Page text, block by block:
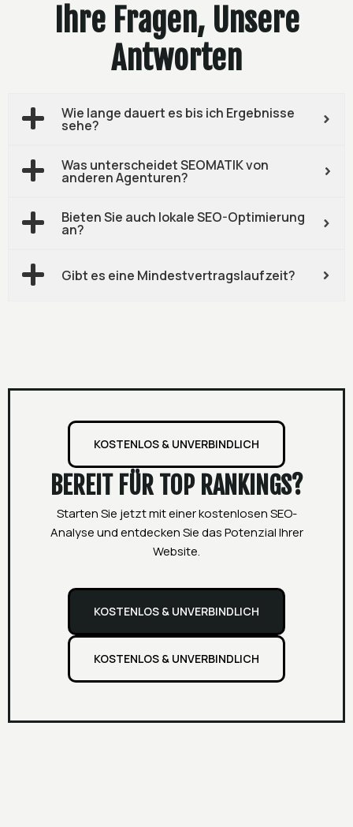
Ihre Fragen, Unsere
Antworten
Wie lange dauert es bis ich Ergebnisse
sehe?
Was unterscheidet SEOMATIK von
anderen Agenturen?
Bieten Sie auch lokale SEO-Optimierung
an?
Gibt es eine Mindestvertragslaufzeit?
KOSTENLOS & UNVERBINDLICH
BEREIT FÜR TOP RANKINGS?
Starten Sie jetzt mit einer kostenlosen SEO-
Analyse und entdecken Sie das Potenzial Ihrer
Website.
KOSTENLOS & UNVERBINDLICH
KOSTENLOS & UNVERBINDLICH